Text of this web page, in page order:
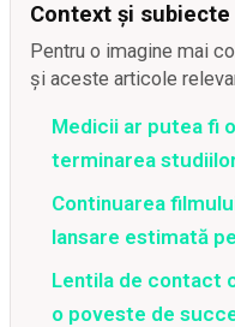
Context și subiecte
Pentru o imagine mai
și aceste articole
Medicii ar putea fi
terminarea
Continuarea
lansare estimată
Lentila de contact
o poveste de